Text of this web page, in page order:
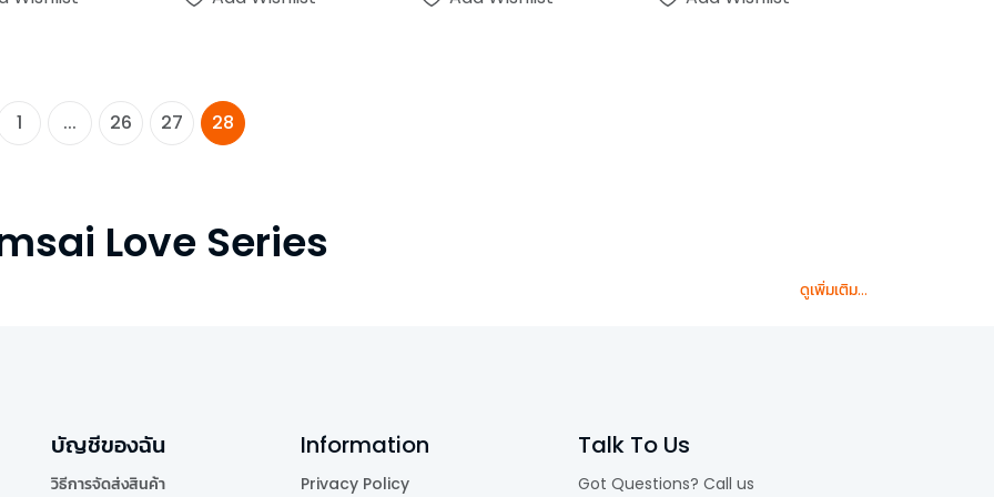
1 ... 26 27 28
Love Series
ดูเพิ่มเติม...
บัญชีของฉัน
วิธีการจัดส่งสินค้า
Information
Privacy Policy
Talk To Us
Got Questions? Call us